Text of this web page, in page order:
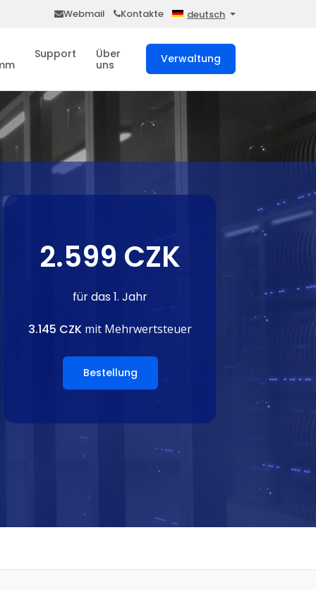
Webmail Kontakte deutsch
Support
Über
uns
Verwaltung
2.599 CZK
für das 1. Jahr
3.145 CZK mit Mehrwertsteuer
Bestellung